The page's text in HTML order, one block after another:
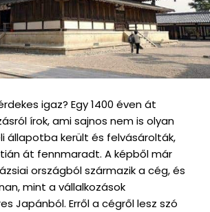
igaz? Egy 1400 éven át
írok, ami sajnos nem is olyan
állapotba került és felvásárolták,
át fennmaradt. A képből már
országból származik a cég, és
mint a vállalkozások
Japánból. Erről a cégről lesz szó